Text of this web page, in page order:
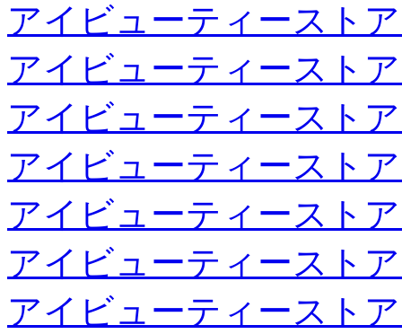
アイビューティースト
アイビューティースト
アイビューティースト
アイビューティースト
アイビューティースト
アイビューティースト
アイビューティースト